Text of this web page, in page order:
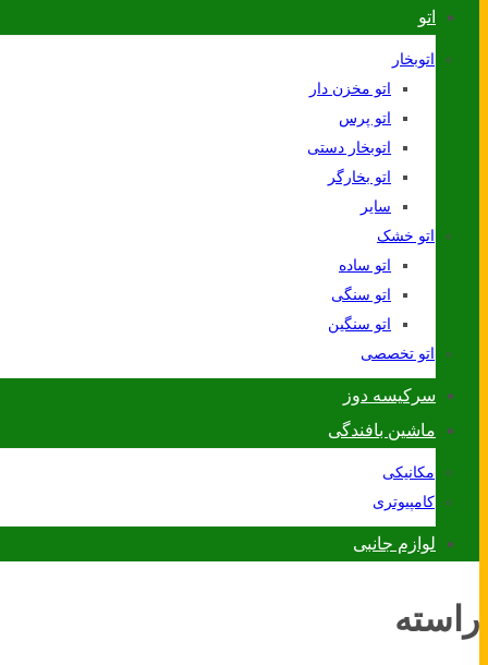
اتو
اتوبخار
اتو مخزن دار
اتو پرس
اتوبخار دستی
اتو بخارگر
سایر
اتو خشک
اتو ساده
اتو سنگی
اتو سنگین
اتو تخصصی
سرکیسه دوز
ماشین بافندگی
مکانیکی
کامپیوتری
لوازم جانبی
راسته